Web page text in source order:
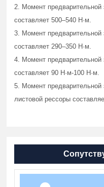
2. Момент предварительной
составляет 500–540 Н·м.
3. Момент предварительной
составляет 290–350 Н·м.
4. Момент предварительной
составляет 90 Н·м-100 Н·м.
5. Момент предварительной
листовой рессоры